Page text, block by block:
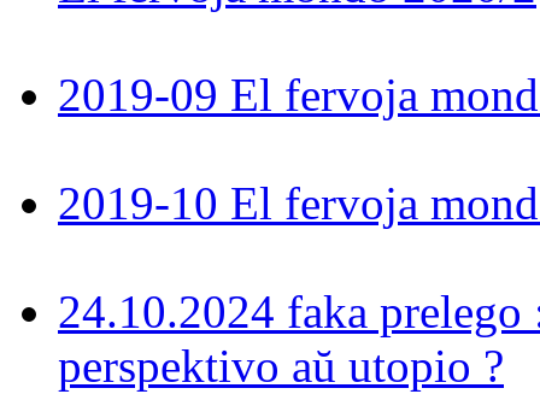
2019-09 El fervoja
2019-10 El fervoja
24.10.2024 faka
perspektivo aŭ utopio ?